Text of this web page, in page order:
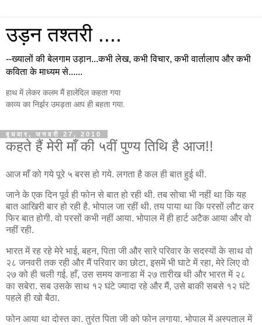
उड़न तश्तरी ....
--ख्यालों की बेलगाम उड़ान...कभी लेख, कभी विचार, कभी वार्तालाप और कभी
कविता के माध्यम से......
हाथ में लेकर कलम मैं हालेदिल कहता गया
काव्य का निर्झर उमड़ता आप ही बहता गया.
बुधवार, जनवरी 27, 2010
कहते हैं मेरी माँ की ५वीं पुण्य तिथि है आज!!
आज माँ को गये पूरे ५ बरस हो गये. लगता है कल ही बात हुई थी.
जाने के एक दिन पूर्व ही फोन से बात हो रही थी. तब सोचा भी नहीं था कि यह
बात आखिरी बार हो रही है. भोपाल जा रहीं थी. तय पाया था कि परसों लौट कर
फिर बात होगी. वो परसों कभी नहीं आया. भोपाल में ही हार्ट अटैक आया और वो
नहीं रही.
भारत में रह रहे मेरे भाई, बहन, पिता जी और सारे परिवार के सदस्यों के साथ वो
२८ जनवरी तक रही और मैं परिवार का छोटा, इसमें भी घाटे में रहा, मेरे लिए वो
२७ को ही चली गई. हाँ, उस समय कनाडा में २७ तारीख थी और भारत में २८
का सबेरा. सब उसके साथ १२ घंटे ज्यादा रहे और मैं, उसे बाकी सबसे १२ घंटे
पहले ही खो बैठा.
फोन आया था दोस्त का. तुरंत पिता जी को फोन लगाया. भोपाल में अस्पताल में